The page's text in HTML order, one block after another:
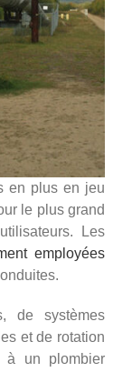
en plus en jeu
le plus grand
Les
employées
de systèmes
et de rotation
à un plombier